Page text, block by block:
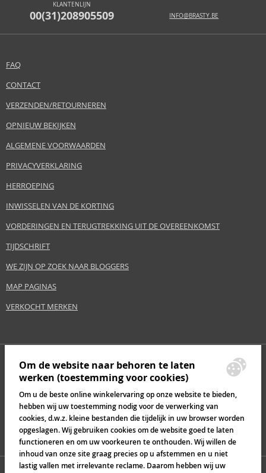
KLANTENLIJN
00(31)208905509 INFO@BRASTY.BE
FAQ
CONTACT
VERZENDEN/RETOURNEREN
OPNIEUW BEKIJKEN
ALGEMENE VOORWAARDEN
PRIVACYVERKLARING
HERROEPING
INWISSELEN VAN DE KORTING
VORDERINGEN EN TERUGTREKKING UIT DE OVEREENKOMST
TIJDSCHRIFT
WE ZIJN OP ZOEK NAAR BLOGGERS
MAP PAGINAS
VERKOCHT MERKEN
Om de website naar behoren te laten
werken (toestemming voor cookies)
Om u de beste online winkelervaring op onze website te bieden,
hebben wij uw toestemming nodig voor de verwerking van
cookies, d.w.z. kleine bestanden die tijdelijk in uw browser worden
opgeslagen. Wij gebruiken cookies om de website goed te laten
functioneren en om uw voorkeuren te onthouden. Wij willen de
inhoud van onze site graag precies op u afstemmen en u niet
lastig vallen met irrelevante reclame. Daarom hebben wij uw